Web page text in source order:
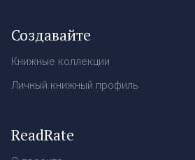
Создавайте
Книжные коллекции
Личный книжный профиль
ReadRate